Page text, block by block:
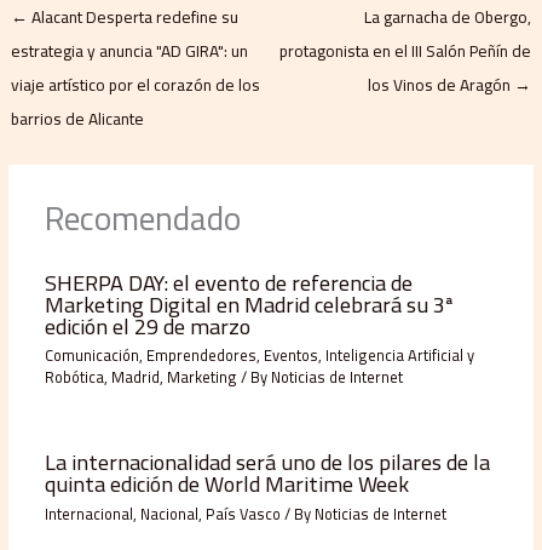
←Alacant Desperta redefine su
estrategia y anuncia "AD GIRA": un
viaje artístico por el corazón de los
barrios de Alicante
La garnacha de Obergo,
protagonista en el III Salón Peñín de
los Vinos de Aragón →
Recomendado
SHERPA DAY: el evento de referencia de
Marketing Digital en Madrid celebrará su 3ª
edición el 29 de marzo
Comunicación, Emprendedores, Eventos, Inteligencia Artificial y
Robótica, Madrid, Marketing/ ByNoticias de Internet
La internacionalidad será uno de los pilares de la
quinta edición de World Maritime Week
Internacional, Nacional, País Vasco/ ByNoticias de Internet